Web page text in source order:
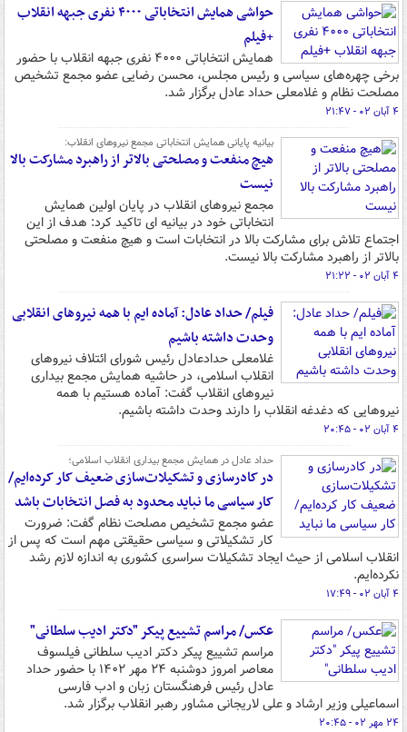
حواشی همایش انتخاباتی ۴۰۰۰ نفری جبهه انقلاب
+فیلم
همایش انتخاباتی ۴۰۰۰ نفری جبهه انقلاب با حضور
برخی چهره‌های سیاسی و رئیس مجلس، محسن رضایی عضو مجمع تشخیص
مصلحت نظام و غلامعلی حداد عادل برگزار شد.
۴ آبان ۰۲ - ۲۱:۴۷
بیانیه پایانی همایش انتخاباتی مجمع نیروهای انقلاب:
هیچ منفعت و مصلحتی بالاتر از راهبرد مشارکت بالا
نیست
مجمع نیروهای انقلاب در پایان اولین همایش
انتخاباتی خود در بیانیه ای تاکید کرد: هدف از این
اجتماع تلاش برای مشارکت بالا در انتخابات است و هیچ منفعت و مصلحتی
بالاتر از راهبرد مشارکت بالا نیست.
۴ آبان ۰۲ - ۲۱:۲۲
فیلم/ حداد عادل: آماده ایم با همه نیروهای انقلابی
وحدت داشته باشیم
غلامعلی حدادعادل رئیس شورای ائتلاف نیروهای
انقلاب اسلامی، در حاشیه همایش مجمع بیداری
نیروهای انقلاب گفت: آماده هستیم با همه
نیروهایی که دغدغه انقلاب را دارند وحدت داشته باشیم.
۴ آبان ۰۲ - ۲۰:۴۵
حداد عادل در همایش مجمع بیداری انقلاب اسلامی؛
در کادرسازی و تشکیلات‌سازی ضعیف کار کرده‌ایم/
کار سیاسی ما نباید محدود به فصل انتخابات باشد
عضو مجمع تشخیص مصلحت نظام گفت: ضرورت
کار تشکیلاتی و سیاسی حقیقتی مهم است که پس از
انقلاب اسلامی از حیث ایجاد تشکیلات سراسری کشوری به اندازه لازم رشد
نکرده‌ایم.
۴ آبان ۰۲ - ۱۷:۴۹
عکس/ مراسم تشییع پیکر "دکتر ادیب سلطانی"
مراسم تشییع پیکر دکتر ادیب سلطانی فیلسوف
معاصر امروز دوشنبه ۲۴ مهر ۱۴۰۲ با حضور حداد
عادل رئیس فرهنگستان زبان و ادب فارسی
اسماعیلی وزیر ارشاد و علی لاریجانی مشاور رهبر انقلاب برگزار شد.
۲۴ مهر ۰۲ - ۲۰:۴۵